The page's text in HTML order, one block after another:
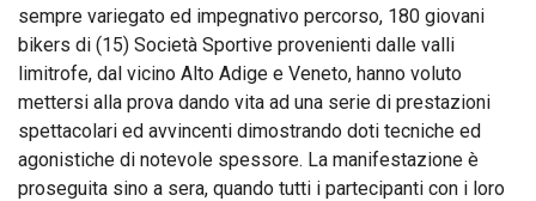
sempre variegato ed impegnativo percorso, 180 giovani
bikers di (15) Società Sportive provenienti dalle valli
limitrofe, dal vicino Alto Adige e Veneto, hanno voluto
mettersi alla prova dando vita ad una serie di prestazioni
spettacolari ed avvincenti dimostrando doti tecniche ed
agonistiche di notevole spessore. La manifestazione è
proseguita sino a sera, quando tutti i partecipanti con i loro